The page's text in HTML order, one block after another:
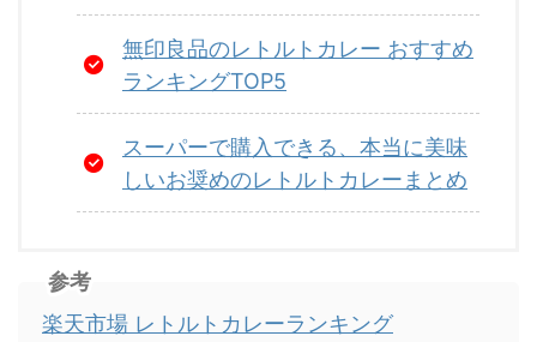
無印良品のレトルトカレー おすすめ
ランキングTOP5
スーパーで購入できる、本当に美味
しいお奨めのレトルトカレーまとめ
参考
楽天市場 レトルトカレーランキング